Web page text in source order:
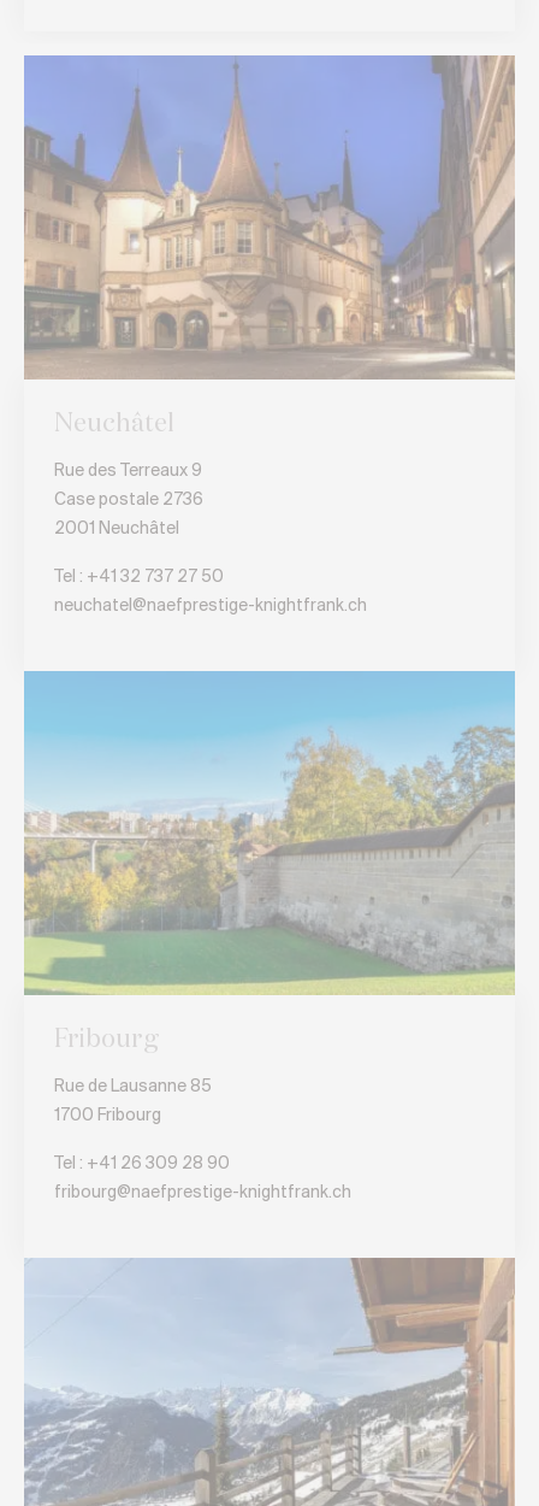
Neuchâtel
Rue des Terreaux 9
Case postale 2736
2001 Neuchâtel
Tel : +41 32 737 27 50
neuchatel@naefprestige-knightfrank.ch
Fribourg
Rue de Lausanne 85
1700 Fribourg
Tel : +41 26 309 28 90
fribourg@naefprestige-knightfrank.ch